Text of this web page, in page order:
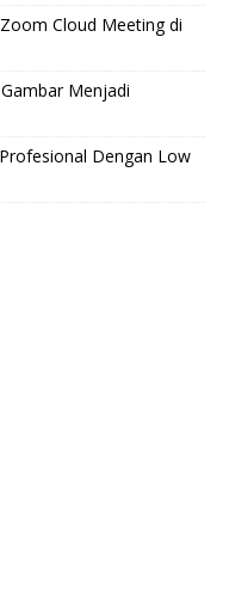
Cloud Meeting di
Menjadi
Dengan Low